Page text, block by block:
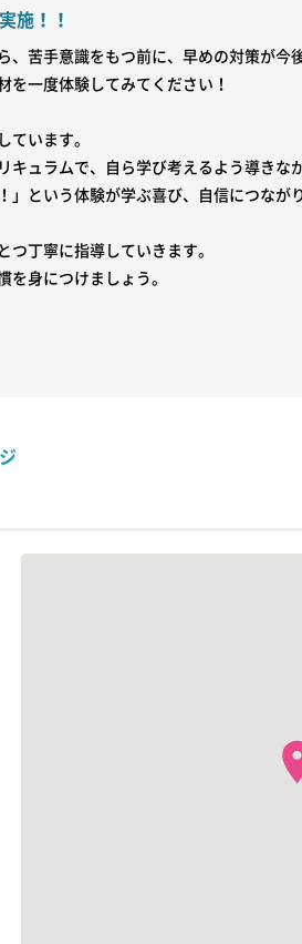
施！！
、苦手意識をもつ前に、早めの対策が今
を一度体験してみてください！
います。
キュラムで、自ら学び考えるよう導きな
」という体験が学ぶ喜び、自信につなが
丁寧に指導していきます。
身につけましょう。